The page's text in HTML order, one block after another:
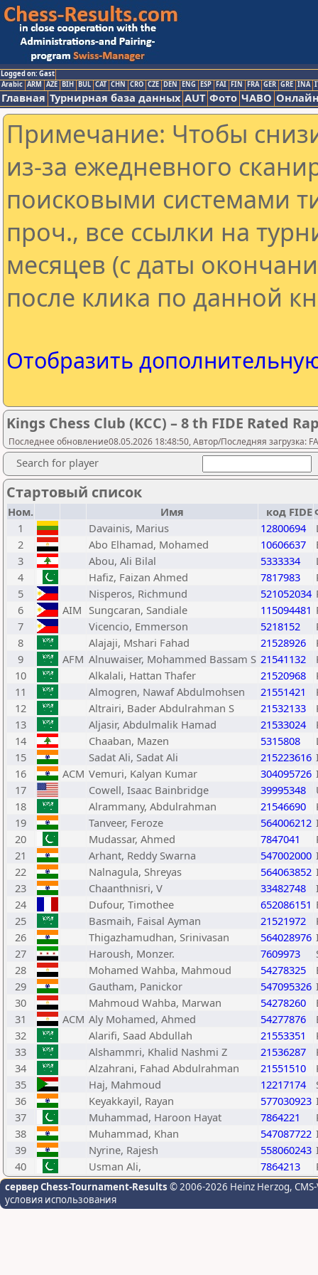
Logged on: Gast
Arabic ARM AZE BIH BUL CAT CHN CRO CZE DEN ENG ESP FAI FIN FRA GER GRE INA
Главная Турнирная база данных AUT Фото ЧАВО
Примечание: Чтобы
из-за ежедневного
поисковыми системами
проч., все ссылки на
месяцев (с даты
после клика по данной
Отобразить
Kings Chess Club (KCC) – 8 th FIDE Rated
Последнее обновление08.05.2026 18:48:50, Автор/Последняя загрузка:
Search for player
Стартовый список
Ном. Имя код FIDE
1
Davainis, Marius 12800694
2
Abo Elhamad, Mohamed 10606637
3
Abou, Ali Bilal 5333334
4
Hafiz, Faizan Ahmed 7817983
5
Nisperos, Richmund 521052034
6
AIM Sungcaran, Sandiale 115094481
7
Vicencio, Emmerson 5218152
8
Alajaji, Mshari Fahad 21528926
9
AFM Alnuwaiser, Mohammed Bassam S 21541132
10
Alkalali, Hattan Thafer 21520968
11
Almogren, Nawaf Abdulmohsen 21551421
12
Altrairi, Bader Abdulrahman S 21532133
13
Aljasir, Abdulmalik Hamad 21533024
14
Chaaban, Mazen 5315808
15
Sadat Ali, Sadat Ali 215223616
16
ACM Vemuri, Kalyan Kumar 304095726
17
Cowell, Isaac Bainbridge 39995348
18
Alrammany, Abdulrahman 21546690
19
Tanveer, Feroze 564006212
20
Mudassar, Ahmed 7847041
21
Arhant, Reddy Swarna 547002000
22
Nalnagula, Shreyas 564063852
23
Chaanthnisri, V 33482748
24
Dufour, Timothee 652086151
25
Basmaih, Faisal Ayman 21521972
26
Thigazhamudhan, Srinivasan 564028976
27
Haroush, Monzer. 7609973
28
Mohamed Wahba, Mahmoud 54278325
29
Gautham, Panickor 547095326
30
Mahmoud Wahba, Marwan 54278260
31
ACM Aly Mohamed, Ahmed 54277876
32
Alarifi, Saad Abdullah 21553351
33
Alshammri, Khalid Nashmi Z 21536287
34
Alzahrani, Fahad Abdulrahman 21551510
35
Haj, Mahmoud 12217174
36
Keyakkayil, Rayan 577030923
37
Muhammad, Haroon Hayat 7864221
38
Muhammad, Khan 547087722
39
Nyrine, Rajesh 558060243
40
Usman Ali, 7864213
сервер Chess-Tournament-Results © 2006-2026 Heinz Herzog,
условия использования